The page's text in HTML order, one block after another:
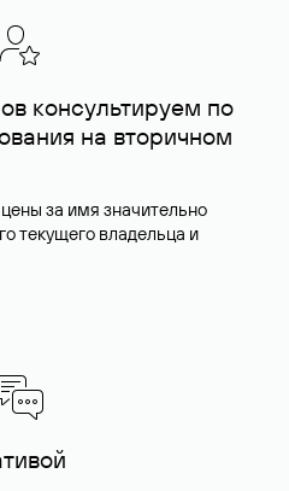
консультируем по
на вторичном
за имя значительно
текущего владельца и